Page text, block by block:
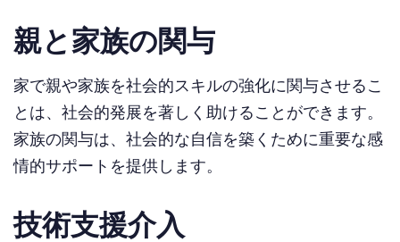
親と家族の関与
家で親や家族を社会的スキルの強化に関与させるこ
とは、社会的発展を著しく助けることができます。
家族の関与は、社会的な自信を築くために重要な感
情的サポートを提供します。
技術支援介入